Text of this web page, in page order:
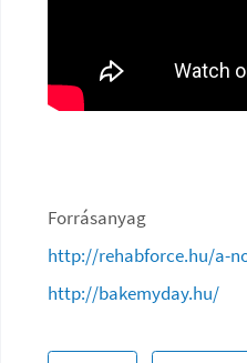
Forrásanyag
http://rehabforce.hu/a-
http://bakemyday.hu/